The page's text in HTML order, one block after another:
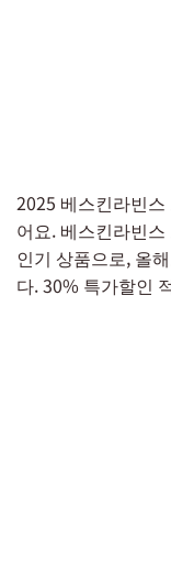
2025 베스킨라빈
어요. 베스킨라빈
인기 상품으로, 올
다. 30% 특가할인